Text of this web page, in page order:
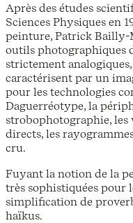
Après des études
Sciences Physiques en
peinture, Patrick Bailly-
outils photographiques
strictement
caractérisent par un
pour les technologies
Daguerréotype, la
strobophotographie, les
directs, les
cru.
Fuyant la notion de la
très sophistiquées pour
simplification de
haïkus.